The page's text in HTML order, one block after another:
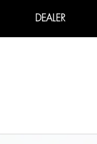
DEALER